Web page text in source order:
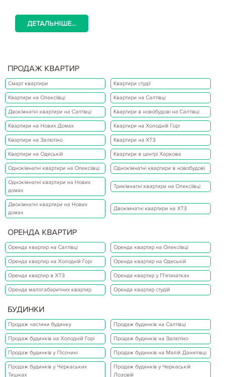
ДЕТАЛЬНІШЕ...
ПРОДАЖ КВАРТИР
Смарт квартири Квартири студії
Квартири на Олексіївці Квартири на Салтівці
Двокімнатні квартири на Салтівці Квартири в новобудові на Салтівці
Квартири на Нових Домах Квартири на Холодній Горі
Квартири на Залютіно Квартири на ХТЗ
Квартири на Одеській Квартири в центрі Харкова
Однокімнатні квартири на Олексіївці Однокімнатні квартири в новобудові
Однокімнатні квартири на Нових
домах
Трикімнатні квартири на Олексіївці
Двокімнатні квартири на Нових
домах
Двокімнатні квартири на ХТЗ
ОРЕНДА КВАРТИР
Оренда квартир на Салтівці Оренда квартир на Олексіївці
Оренда квартир на Холодній Горі Оренда квартир на Одеській
Оренда квартир в ХТЗ Оренда квартир у П'ятихатках
Оренда малогабаритних квартир Оренда квартир студій
БУДИНКИ
Продаж частини будинку Продаж будинків на Салтівці
Продаж будинків на Холодній Горі Продаж будинків на Залютіно
Продаж будинків у Пісочині Продаж будинків на Малій Данилівці
Продаж будинків у Черкаських
Тишках
Продаж будинків у Черкаській
Лозовій